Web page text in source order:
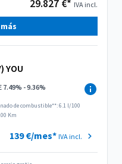
29.827 €* IVA incl.
YOU
7.49% - 9.36%
de combustible**: 6.1 l/100
Km
139 €/mes* IVA incl.